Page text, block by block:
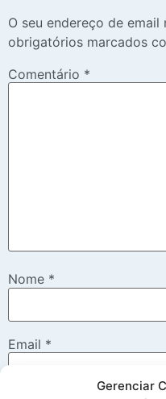
Gerenciar
O seu endereço de
obrigatórios marcados
Comentário *
Nome *
Email *